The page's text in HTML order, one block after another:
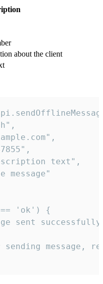
about the client
text",
message"
'ok') {
sent
sending message,